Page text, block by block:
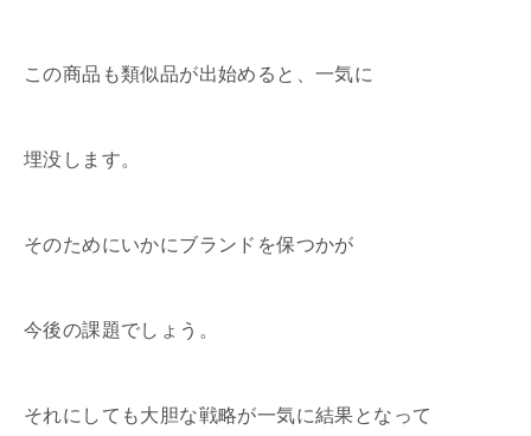
この商品も類似品が出始めると、一気に
埋没します。
そのためにいかにブランドを保つかが
今後の課題でしょう。
それにしても大胆な戦略が一気に結果となって